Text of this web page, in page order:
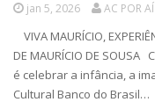
jan 5, 2026 AC POR
VIVA MAURÍCIO,
DE MAURÍCIO DE
é celebrar a infância, a
Cultural Banco do Brasil…